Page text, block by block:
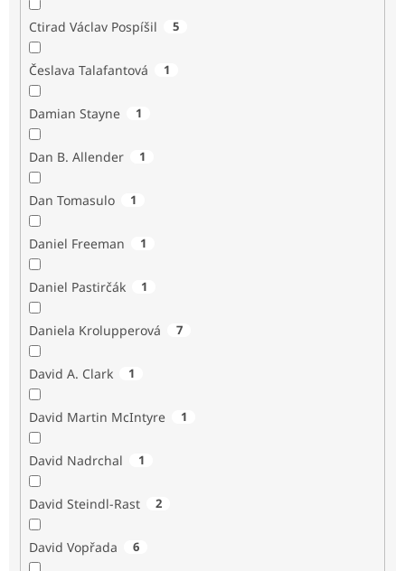
Ctirad Václav Pospíšil 5
Česlava Talafantová 1
Damian Stayne 1
Dan B. Allender 1
Dan Tomasulo 1
Daniel Freeman 1
Daniel Pastirčák 1
Daniela Krolupperová 7
David A. Clark 1
David Martin McIntyre 1
David Nadrchal 1
David Steindl-Rast 2
David Vopřada 6